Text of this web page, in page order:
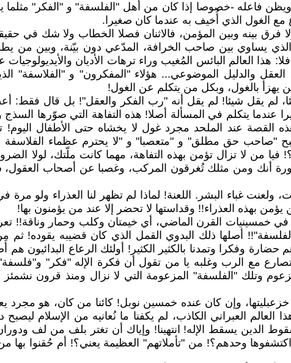
ويظن فاعله -خصوصا إذا كان من أهل "الفلسفة" و "الفكر" مثلما
الغول الذي أُخيف به عندما كان صغيرا.
فرق بينه وبين المؤمن، فالاثنان فصلا الخطاب ولا شك في
يساوي بين صاحب الخرافة، المدّعي دون بيّنة، وبين من يطلب
العالم البائس المُغيب وراء ترهات الأديان
والدليل الموضوعي... هؤلاء "المفكرون" و "الفلاسفة"
يهزأ بالغول، وبكل من يتكلم عن الغول!
لم يقل شيئا! لم يقل أنه "رب الفكر والعقل"! بل قال فقط:
عندما يتكلم في المسألة أصلا! هذه التفاهة التي صوّرها السذج
عند الملحد مجرد غول لا يخشاه حتى الأطفال اليوم!
يصبح "صاحب حق مطلق" و "متعصبا" و "لا يحترم عظماء
فيا من لا تزال تؤمن بهذه التفاهة، مهما كانت ملّتك، لولا
ومن مثلك تُغرقون المركب، وغصبا عن أصحاب العقول،
غباء البشر. اللعنة! لماذا لم تظهر لنا العذراء ولو مرة
بهذه العذراء!! وقداستها لا تحضر إلا عند من يؤمنون بها!
خمسينيات القرن الماضي، أي خيمتان وكلب وحمار وناقة!!
أصلها ذلك البدوي القمل الذي كان قضيبه يقوده! ثم مِن
وفكرا وتمدنا بالكثير الكثير! أولئك الرعاع البدائيون هم
مع الرب وغلبه يا من تقول أن فكرة الإله "فكر"
وتلك "الفلسفة" المزعومة التي لا نزال ومنذ قرون نشمئز
وإن كان عنده خمسين نوبل! كائنا من كان، هو
العبراني الكاذب، لم يكفنا ما نُعانيه من الإسلام ليصبح
الدين يسقط الإله! انتهينا! وإياك أن تغتر بلف من لف
وحدهم؟! من "تأملاتهم" العظيمة يعني؟! أم حُقنوا بها من